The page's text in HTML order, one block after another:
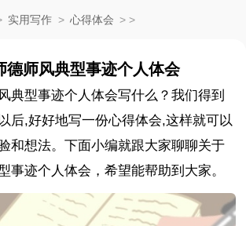
实用写作 > 心得体会 > >
德师风典型事迹个人体会
典型事迹个人体会写什么？我们得到
后,好好地写一份心得体会,这样就可以
和想法。下面小编就跟大家聊聊关于
事迹个人体会，希望能帮助到大家。